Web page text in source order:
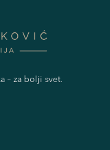
– za bolji svet.